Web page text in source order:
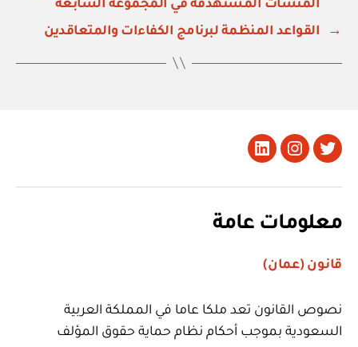
المنشآت المستهدفة في المجموعة السابعة
→
القواعد المنظمة لبرنامج الكفاءات والمتعاقدين
تويتر Instagram
LinkedIn
معلومات عامة
قانون (عمان)
نصوص القانون تعد ملكا عاما في المملكة العربية
السعودية بموجب أحكام نظام حماية حقوق المؤلف